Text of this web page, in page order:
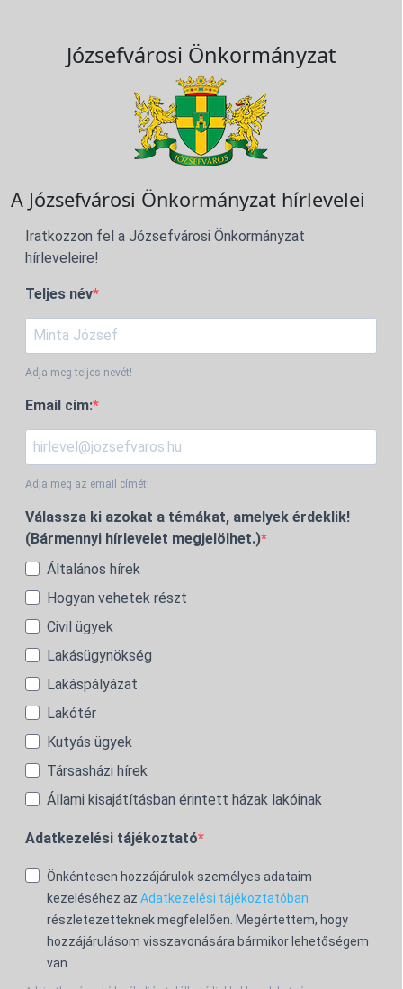
Józsefvárosi Önkormányzat
A Józsefvárosi Önkormányzat hírlevelei
Iratkozzon fel a Józsefvárosi Önkormányzat
hírleveleire!
Teljes név
Adja meg teljes nevét!
Email cím:
Adja meg az email címét!
Válassza ki azokat a témákat, amelyek érdeklik!
(Bármennyi hírlevelet megjelölhet.)
Általános hírek
Hogyan vehetek részt
Civil ügyek
Lakásügynökség
Lakáspályázat
Lakótér
Kutyás ügyek
Társasházi hírek
Állami kisajátításban érintett házak lakóinak
Adatkezelési tájékoztató
Önkéntesen hozzájárulok személyes adataim
kezeléséhez az Adatkezelési tájékoztatóban
részletezetteknek megfelelően. Megértettem, hogy
hozzájárulásom visszavonására bármikor lehetőségem
van.